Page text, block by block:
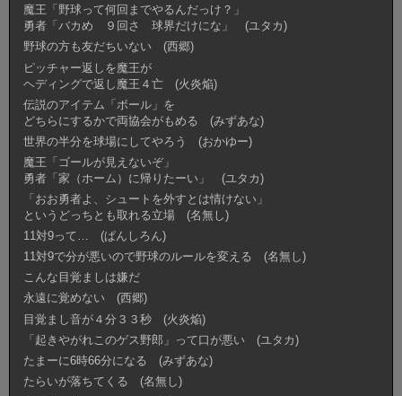
魔王「野球って何回までやるんだっけ？」
勇者「バカめ ９回さ 球界だけにな」 (ユタカ)
野球の方も友だちいない (西郷)
ピッチャー返しを魔王が
ヘディングで返し魔王４亡 (火炎焔)
伝説のアイテム「ボール」を
どちらにするかで両協会がもめる (みずあな)
世界の半分を球場にしてやろう (おかゆー)
魔王「ゴールが見えないぞ」
勇者「家（ホーム）に帰りたーい」 (ユタカ)
「おお勇者よ、シュートを外すとは情けない」
というどっちとも取れる立場 (名無し)
11対9って… (ぱんしろん)
11対9で分が悪いので野球のルールを変える (名無し)
こんな目覚ましは嫌だ
永遠に覚めない (西郷)
目覚まし音が４分３３秒 (火炎焔)
「起きやがれこのゲス野郎」って口が悪い (ユタカ)
たまーに6時66分になる (みずあな)
たらいが落ちてくる (名無し)